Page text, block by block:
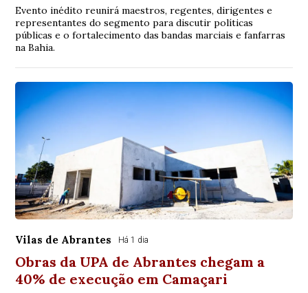
Evento inédito reunirá maestros, regentes, dirigentes e
representantes do segmento para discutir políticas
públicas e o fortalecimento das bandas marciais e fanfarras
na Bahia.
Vilas de Abrantes Há 1 dia
Obras da UPA de Abrantes chegam a
40% de execução em Camaçari